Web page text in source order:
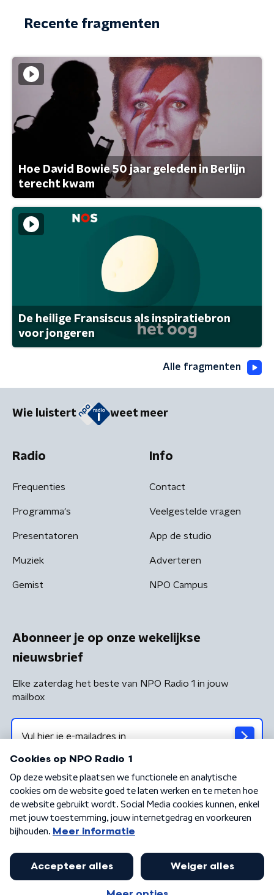
Recente fragmenten
Hoe David Bowie 50 jaar geleden in Berlijn
terecht kwam
De heilige Fransiscus als inspiratiebron
voor jongeren
Alle fragmenten
Wie luistert weet meer
Radio
Frequenties
Programma's
Presentatoren
Muziek
Gemist
Info
Contact
Veelgestelde vragen
App de studio
Adverteren
NPO Campus
Abonneer je op onze wekelijkse
nieuwsbrief
Elke zaterdag het beste van NPO Radio 1 in jouw
mailbox
Algemene voorwaarden